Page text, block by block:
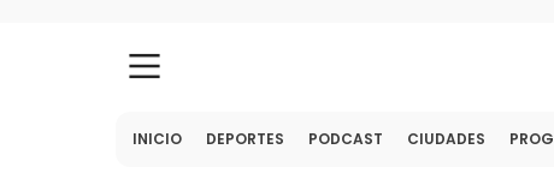
INICIO DEPORTES PODCAST CIUDADES